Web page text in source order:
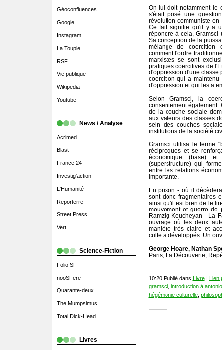
Géoconfluences
Google
Instagram
La Toupie
RSF
Vie publique
Wikipedia
Youtube
News / Analyse
Acrimed
Blast
France 24
Investig'action
L'Humanité
Reporterre
Street Press
Vert
Science-Fiction
Folio SF
nooSFere
Quarante-deux
The Mumpsimus
Total Dick-Head
Livres
On lui doit notamment le
s'était posé une
révolution communiste
Ce fait signifie qu'il y a
répondre à cela, Gramsci
Sa conception de la
mélange de coercition
comment l'ordre
marxistes se sont
pratiques coercitives de
d'oppression d'une classe
coercition qui a maintenu
d'oppression et qui les a
Selon Gramsci, la
consentement également.
de la couche sociale
aux valeurs des classes
sein des couches
institutions de la société
Gramsci utilisa le terme
réciproques et se
économique (base)
(superstructure) qui
entre les relations
importante.
En prison - où il
sont donc fragmentaires
ainsi qu'il est bien de le
mouvement et guerre de
Ramzig Keucheyan - La
ouvrage où les deux
manière très claire et
culte a développés. Un
George Hoare, Nathan
Paris, La Découverte,
10:20 Publié dans Livre| Lien
gramsci, introduction à
hégémonie culturelle,